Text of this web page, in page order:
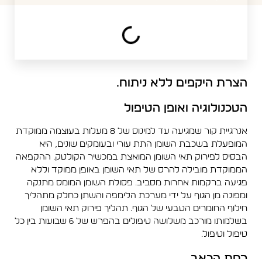
הצרת היקפים ללא ניתוח.
הטכנולוגיה ואופן הטיפול
אנרגיית קור שמגיעה עד למינוס של 8 מעלות בעוצמה ממוקדת
המופעלת בשכבת השומן התת עורי ובעומקים שונים, היא
הבסיס לפירוק תאי השומן המואצת במכשיר הקולטק. ההקפאה
הממוקדת מובילה להרס של תאי השומן באופן ממוקד וללא
פגיעה ברקמות אחרות מסביב. פסולת השומן המומס מתנקה
ומפונה מן הגוף על ידי מערכת הלימפה והשתן כחלק מתהליך
חילוף החומרים הטבעי של הגוף. תהליך פירוק תאי השומן
בשלמותו מורכב משלושה טיפולים בהפרש של 6 שבועות בין כל
טיפול וטיפול.